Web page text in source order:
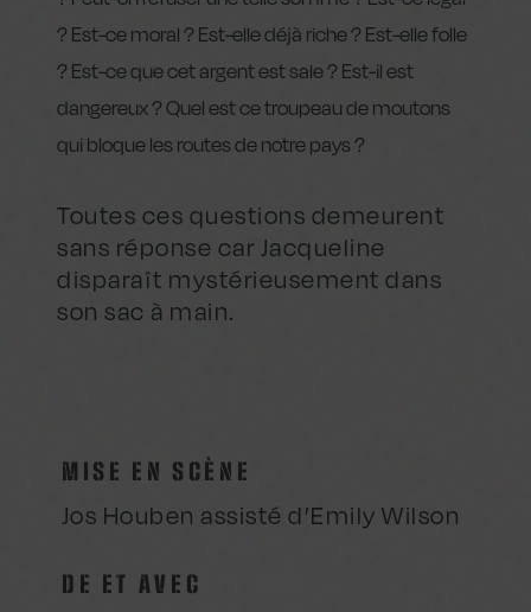
? Est-ce moral ? Est-elle déjà riche ? Est-elle folle
? Est-ce que cet argent est sale ? Est-il est
dangereux ? Quel est ce troupeau de moutons
qui bloque les routes de notre pays ?
Toutes ces questions demeurent
sans réponse car Jacqueline
disparaît mystérieusement dans
son sac à main.
MISE EN SCÈNE
Jos Houben assisté d’Emily Wilson
DE ET AVEC